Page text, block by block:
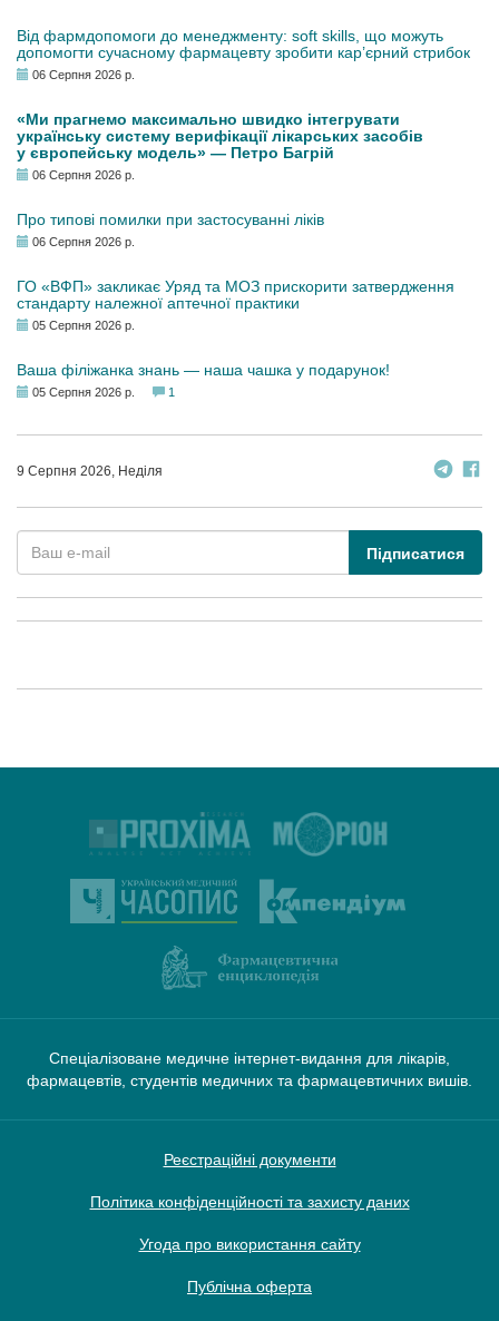
Від фармдопомоги до менеджменту: soft skills, що можуть
допомогти сучасному фармацевту зробити кар’єрний стрибок
06 Серпня 2026 р.
«Ми прагнемо максимально швидко інтегрувати
українську систему верифікації лікарських засобів
у європейську модель» — Петро Багрій
06 Серпня 2026 р.
Про типові помилки при застосуванні ліків
06 Серпня 2026 р.
ГО «ВФП» закликає Уряд та МОЗ прискорити затвердження
стандарту належної аптечної практики
05 Серпня 2026 р.
Ваша філіжанка знань — наша чашка у подарунок!
05 Серпня 2026 р. 1
9 Серпня 2026, Неділя
Підписатися
Спеціалізоване медичне інтернет-видання для лікарів,
фармацевтів, студентів медичних та фармацевтичних вишів.
Реєстраційні документи
Політика конфіденційності та захисту даних
Угода про використання сайту
Публічна оферта